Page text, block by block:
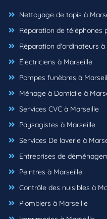
Nettoyage de tapis à
Réparation de téléphones
Réparation d'ordinateurs à
Électriciens à Marseille
Pompes funèbres à
Ménage à Domicile à
Services CVC à Marseille
Paysagistes à Marseille
Services De laverie à
Entreprises de
Peintres à Marseille
Contrôle des nuisibles à
Plombiers à Marseille